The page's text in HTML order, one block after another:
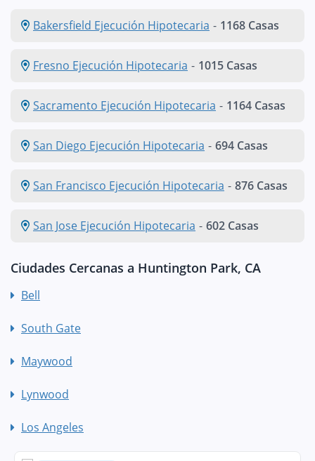
Bakersfield Ejecución Hipotecaria - 1168 Casas
Fresno Ejecución Hipotecaria - 1015 Casas
Sacramento Ejecución Hipotecaria - 1164 Casas
San Diego Ejecución Hipotecaria - 694 Casas
San Francisco Ejecución Hipotecaria - 876 Casas
San Jose Ejecución Hipotecaria - 602 Casas
Ciudades Cercanas a Huntington Park, CA
Bell
South Gate
Maywood
Lynwood
Los Angeles